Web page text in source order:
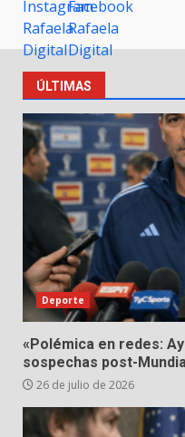
ÚLTIMAS
Deporte
«Polémica en redes:
sospechas post-
26 de julio de 2026